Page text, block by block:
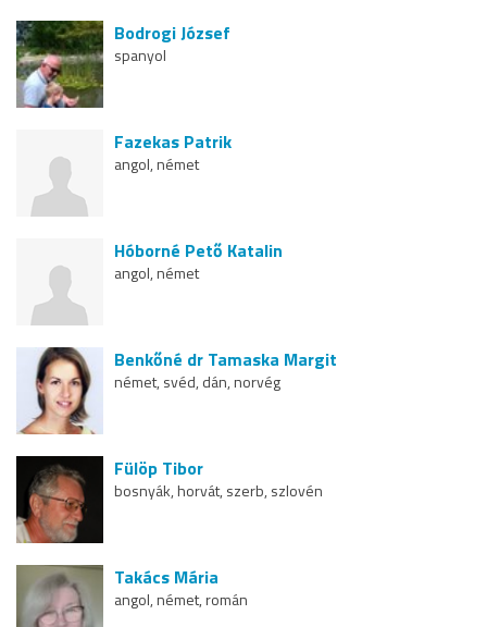
Bodrogi József
spanyol
Fazekas Patrik
angol, német
Hóborné Pető Katalin
angol, német
Benkőné dr Tamaska Margit
német, svéd, dán, norvég
Fülöp Tibor
bosnyák, horvát, szerb, szlovén
Takács Mária
angol, német, román